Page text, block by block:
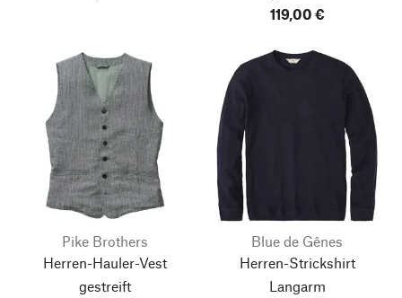
119,00 €
Pike Brothers
Herren-Hauler-Vest
gestreift
Blue de Gênes
Herren-Strickshirt
Langarm